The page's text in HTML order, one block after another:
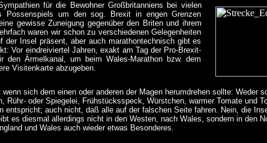
für die Bewohner Großbritanniens bei vielen
Possenspiels um den sog. Brexit in engen Grenzen
gewisse Zuneigung gegenüber den Briten und ihrem
waren wir schon zu verschiedenen Gelegenheiten
der Insel präsent, aber auch marathontechnisch gibt es
Vor eindreiviertel Jahren, exakt am Tag der Pro-Brexit-
den Ärmelkanal, um beim Wales-Marathon bzw. dem
Visitenkarte abzugeben.
sich dem einen oder anderen der Magen herumdrehen sollte: Weder
Rühr- oder Spiegelei, Frühstücksspeck, Würstchen, warmer Tomate und
entspricht; auch nicht, daß alle auf der falschen Seite fahren. Nein, die
es diesmal allerdings nicht in den Westen, nach Wales, sondern in den
und Wales auch wieder etwas Besonderes.